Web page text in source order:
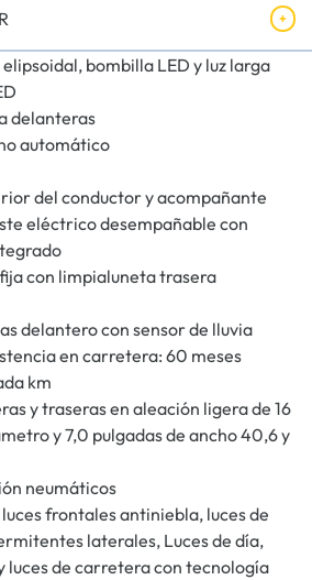
bombilla LED y luz larga
delanteras
automático
del conductor y acompañante
eléctrico desempañable con
con limpialuneta trasera
delantero con sensor de lluvia
en carretera: 60 meses
km
y traseras en aleación ligera de 16
y 7,0 pulgadas de ancho 40,6 y
neumáticos
frontales antiniebla, luces de
laterales, Luces de día,
luces de carretera con tecnología